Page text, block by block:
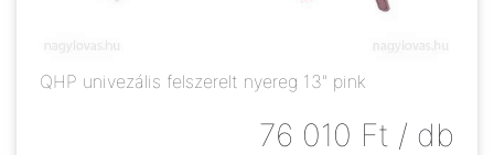
QHP univezális felszerelt nyereg 13" pink
76 010 Ft / db